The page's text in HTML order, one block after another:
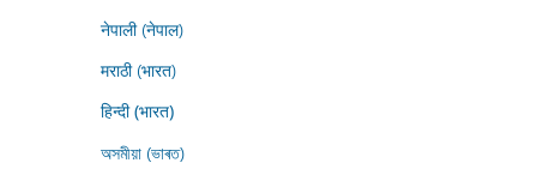
नेपाली (नेपाल)
मराठी (भारत)
हिन्दी (भारत)
অসমীয়া (ভাৰত)